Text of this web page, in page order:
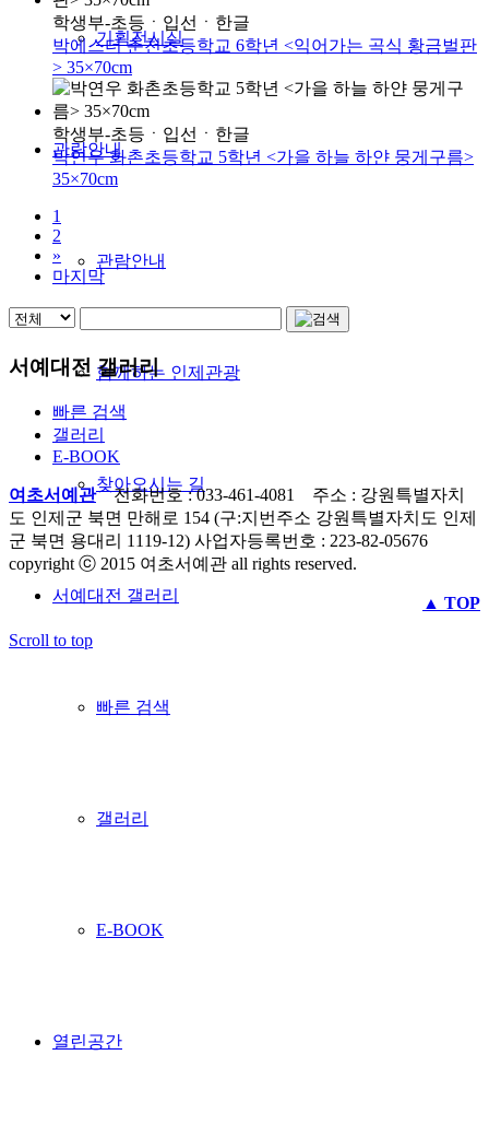
기획전시실
관람안내
관람안내
함께하는 인제관광
찾아오시는 길
서예대전 갤러리
빠른 검색
갤러리
E-BOOK
열린공간
학생부-초등 ㆍ 입선 ㆍ 한글
박에스더 춘천초등학교 6학년 <익어가는 곡식 황금벌판
> 35×70cm
학생부-초등 ㆍ 입선 ㆍ 한글
박연우 화촌초등학교 5학년 <가을 하늘 하얀 뭉게구름>
35×70cm
1
2
»
마지막
서예대전 갤러리
빠른 검색
갤러리
E-BOOK
여초서예관전화번호 : 033-461-4081 주소 : 강원특별자치
도 인제군 북면 만해로 154 (구:지번주소 강원특별자치도 인제
군 북면 용대리 1119-12) 사업자등록번호 : 223-82-05676
copyright ⓒ 2015 여초서예관 all rights reserved.
▲ TOP
Scroll to top